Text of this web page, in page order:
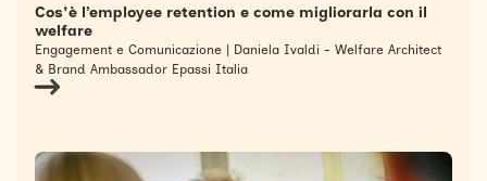
Cos'è l’employee retention e come migliorarla con il
welfare
Engagement e Comunicazione | Daniela Ivaldi - Welfare Architect
& Brand Ambassador Epassi Italia